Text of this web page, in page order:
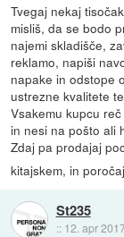
Tvegaj nekaj
misliš, da se bodo
najemi skladišče,
reklamo, napiši
napake in odstope
ustrezne kvalitete
Vsakemu kupcu
in nesi na pošto ali
Zdaj pa prodajaj
kitajskem, in
St235
:: 12. apr